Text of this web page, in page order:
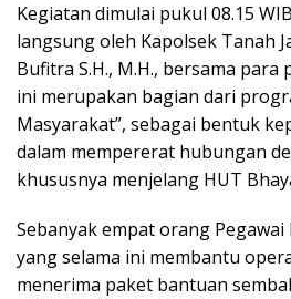
Kegiatan dimulai pukul 08.15
langsung oleh Kapolsek Tanah
Bufitra S.H., M.H., bersama para
ini merupakan bagian dari
Masyarakat”, sebagai bentuk
dalam mempererat hubungan
khususnya menjelang HUT
Sebanyak empat orang Pegawai
yang selama ini membantu
menerima paket bantuan